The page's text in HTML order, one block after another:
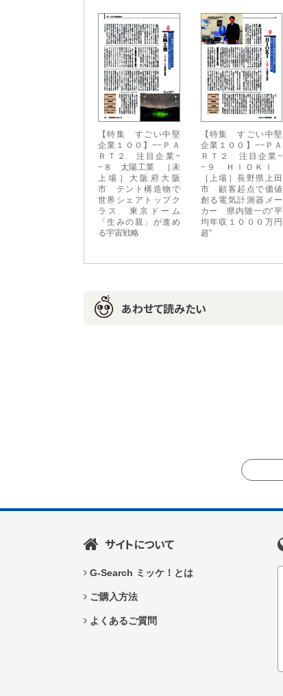
【特集 すごい中堅
企業１００】−−ＰＡ
ＲＴ２ 注目企業−
−８ 太陽工業 ［未
上場］大阪府大阪
市 テント構造物で
世界シェアトップク
ラス 東京ドーム
「生みの親」が進め
る宇宙戦略
【特集 すごい中堅
企業１００】−−ＰＡ
ＲＴ２ 注目企業−
−９ ＨＩＯＫＩ
［上場］長野県上田
市 顧客起点で価値
創る電気計測器メー
カー 県内随一の“平
均年収１０００万円
超”
あわせて読みたい
サイトについて
G-Search ミッケ！とは
ご購入方法
よくあるご質問